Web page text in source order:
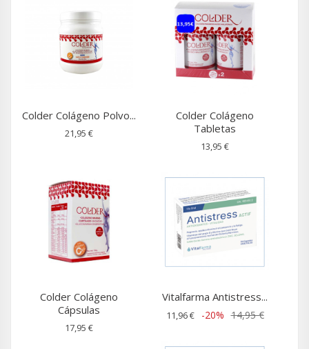
Colder Colágeno Polvo...
21,95 €
Colder Colágeno
Tabletas
13,95 €
Colder Colágeno
Cápsulas
17,95 €
Vitalfarma Antistress...
11,96 € -20% 14,95 €